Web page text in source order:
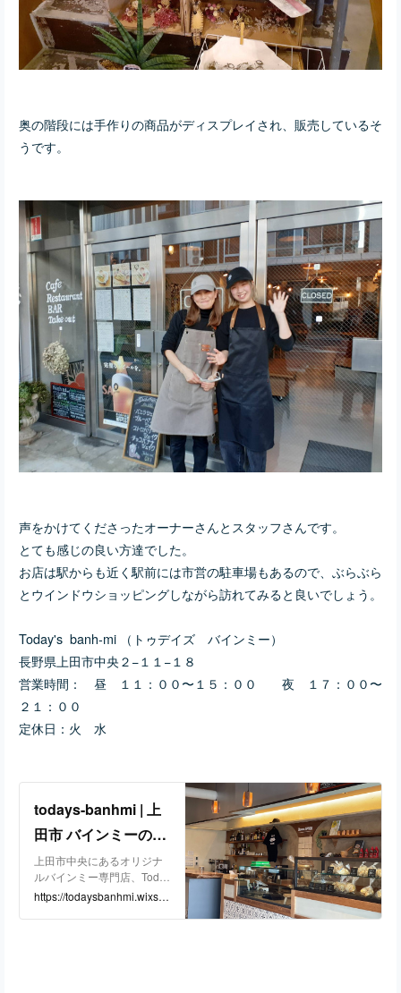
奥の階段には手作りの商品がディスプレイされ、販売しているそ
うです。
声をかけてくださったオーナーさんとスタッフさんです。
とても感じの良い方達でした。
お店は駅からも近く駅前には市営の駐車場もあるので、ぶらぶら
とウインドウショッピングしながら訪れてみると良いでしょう。
Today's banh-mi （トゥデイズ バインミー）
長野県上田市中央２−１１−１８
営業時間： 昼 １１：００〜１５：００ 夜 １７：００〜
２１：００
定休日：火 水
todays-banhmi | 上
田市 バインミーのお
店
上田市中央にあるオリジナ
ルバインミー専門店、Toda
y's Bánh mì。ランチにはバ
インミーをはじめ、ピザや
パスタのお得なセットが選
https://todaysbanhmi.wixsit